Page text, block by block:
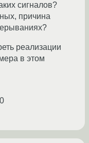
сигналов?
причина
реализации
в этом